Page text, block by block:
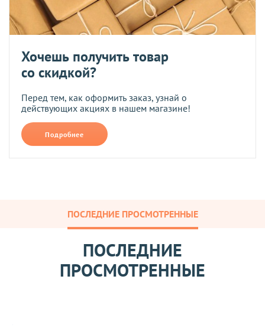
Хочешь получить товар
со скидкой?
Перед тем, как оформить заказ, узнай о
действующих акциях в нашем магазине!
Подробнее
ПОСЛЕДНИЕ ПРОСМОТРЕННЫЕ
ПОСЛЕДНИЕ
ПРОСМОТРЕННЫЕ